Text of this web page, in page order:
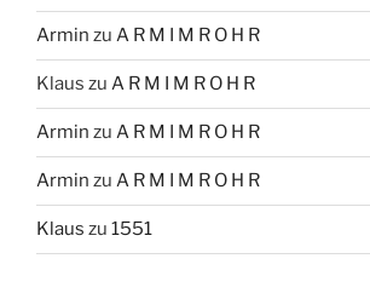
Armin zu A R M I M R O H R
Klaus zu A R M I M R O H R
Armin zu A R M I M R O H R
Armin zu A R M I M R O H R
Klaus zu 1551